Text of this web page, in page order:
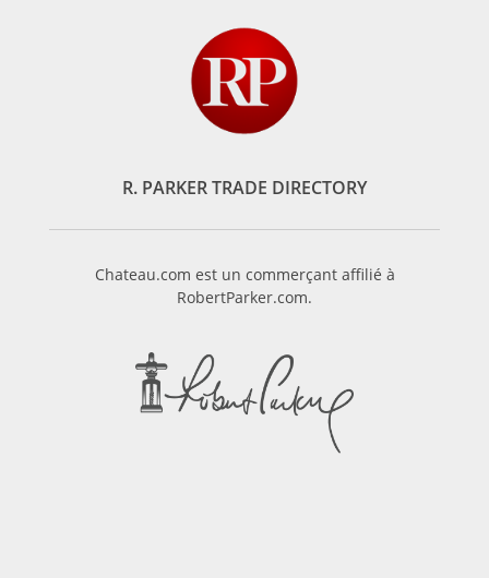
R. PARKER TRADE DIRECTORY
Chateau.com est un commerçant affilié à
RobertParker.com.